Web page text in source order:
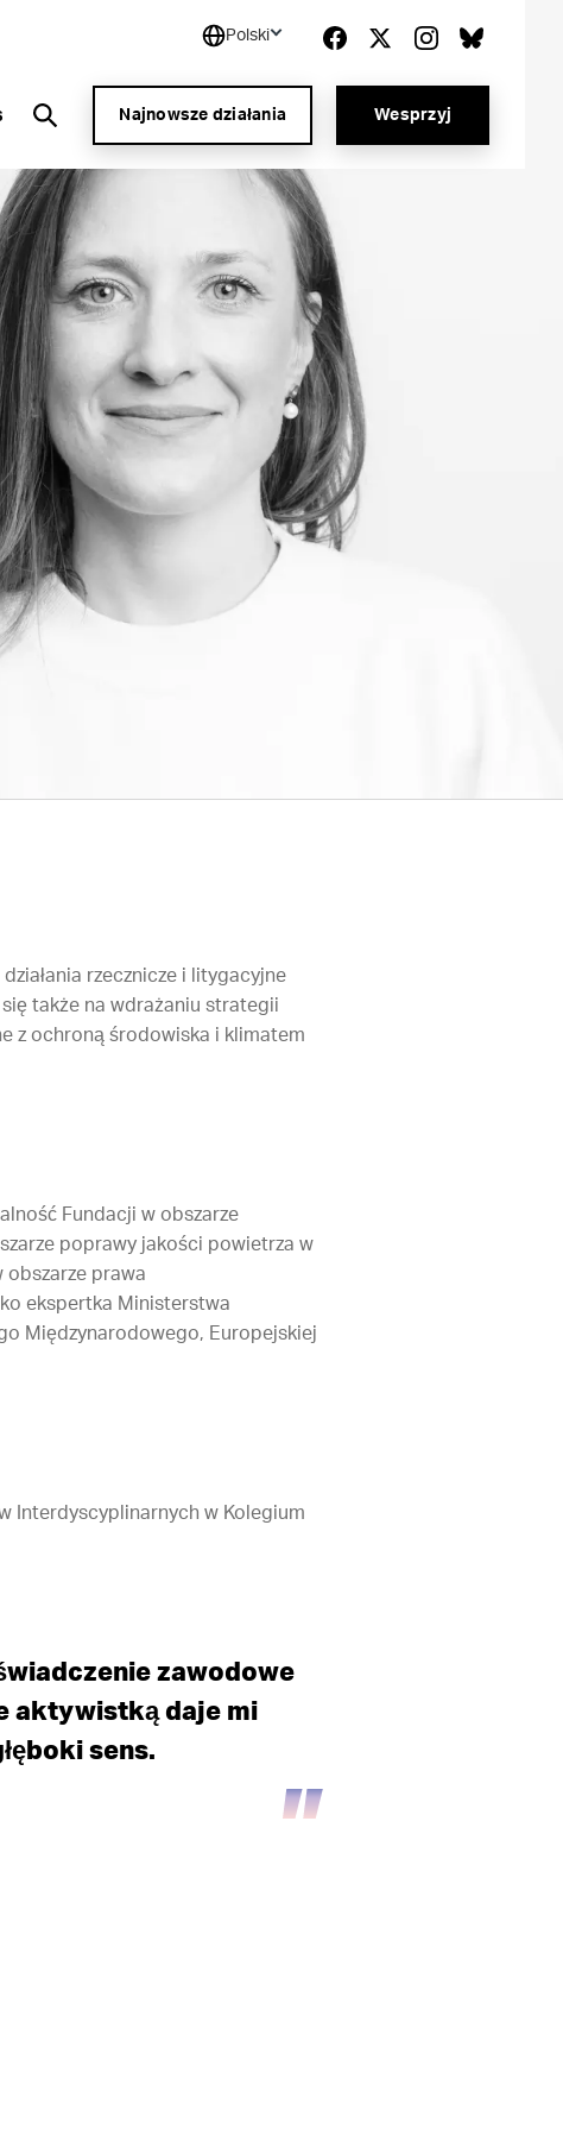
Polski
Najnowsze działania Wesprzyj
rzecznicze i litygacyjne
także na wdrażaniu strategii
z ochroną środowiska i klimatem
Fundacji w obszarze
poprawy jakości powietrza w
obszarze prawa
ekspertka Ministerstwa
Międzynarodowego, Europejskiej
Interdyscyplinarnych w Kolegium
zawodowe
aktywistką daje mi
sens.